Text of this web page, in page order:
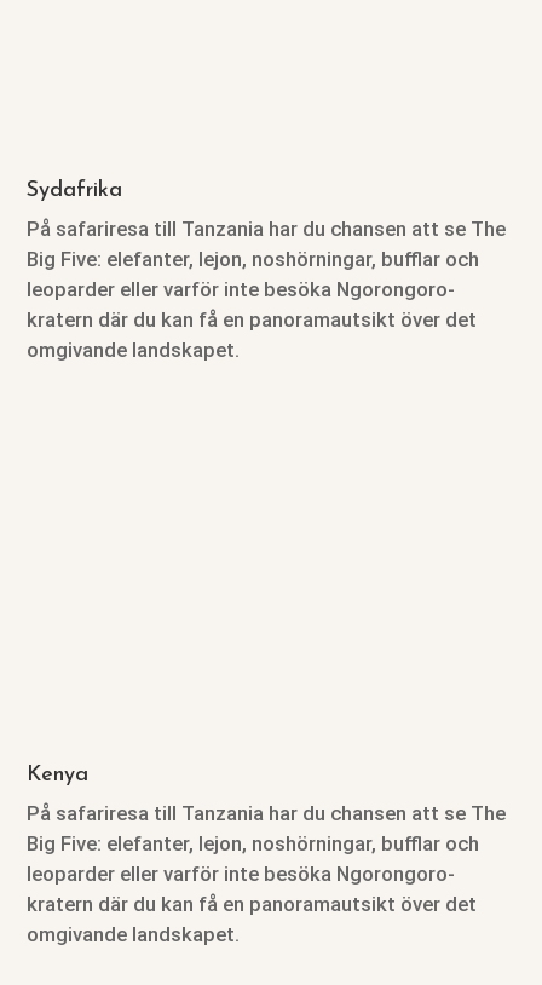
Sydafrika
På safariresa till Tanzania har du chansen att se The
Big Five: elefanter, lejon, noshörningar, bufflar och
leoparder eller varför inte besöka Ngorongoro-
kratern där du kan få en panoramautsikt över det
omgivande landskapet.
Kenya
På safariresa till Tanzania har du chansen att se The
Big Five: elefanter, lejon, noshörningar, bufflar och
leoparder eller varför inte besöka Ngorongoro-
kratern där du kan få en panoramautsikt över det
omgivande landskapet.